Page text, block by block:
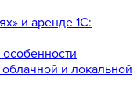
и аренде 1С:
и локальной